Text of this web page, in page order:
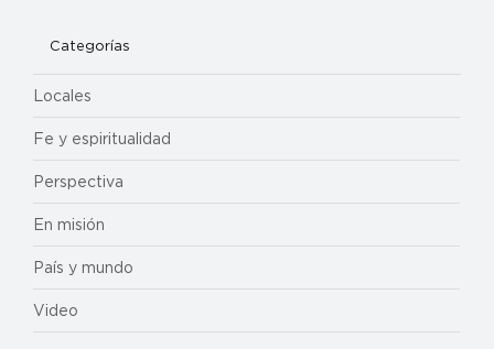
Categorías
Locales
Fe y espiritualidad
Perspectiva
En misión
País y mundo
Video